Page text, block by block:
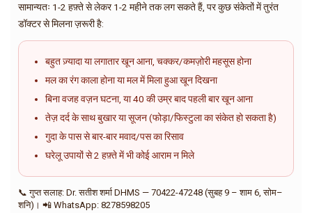
सामान्यतः 1-2 हफ़्ते से लेकर 1-2 महीने तक लग सकते हैं, पर कुछ संकेतों में तुरंत
डॉक्टर से मिलना ज़रूरी है:
बहुत ज़्यादा या लगातार खून आना, चक्कर/कमज़ोरी महसूस होना
मल का रंग काला होना या मल में मिला हुआ खून दिखना
बिना वजह वज़न घटना, या 40 की उम्र बाद पहली बार खून आना
तेज़ दर्द के साथ बुखार या सूजन (फोड़ा/फिस्टुला का संकेत हो सकता है)
गुदा के पास से बार-बार मवाद/पस का रिसाव
घरेलू उपायों से 2 हफ़्ते में भी कोई आराम न मिले
📞 गुप्त सलाह: Dr. सतीश शर्मा DHMS — 70422-47248 (सुबह 9 – शाम 6, सोम–
शनि)। 📲 WhatsApp: 8278598205